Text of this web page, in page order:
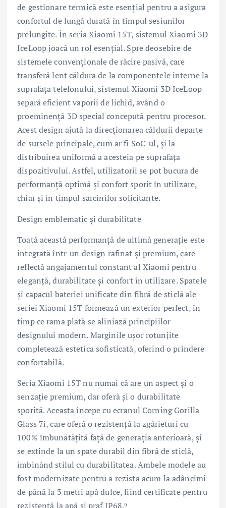
de gestionare termică este esențial pentru a asigura
confortul de lungă durată în timpul sesiunilor
prelungite. În seria Xiaomi 15T, sistemul Xiaomi 3D
IceLoop joacă un rol esențial. Spre deosebire de
sistemele convenționale de răcire pasivă, care
transferă lent căldura de la componentele interne la
suprafața telefonului, sistemul Xiaomi 3D IceLoop
separă eficient vaporii de lichid, având o
proeminență 3D special concepută pentru procesor.
Acest design ajută la direcționarea căldurii departe
de sursele principale, cum ar fi SoC-ul, și la
distribuirea uniformă a acesteia pe suprafața
dispozitivului. Astfel, utilizatorii se pot bucura de
performanță optimă și confort sporit în utilizare,
chiar și în timpul sarcinilor solicitante.
Design emblematic și durabilitate
Toată această performanță de ultimă generație este
integrată într-un design rafinat și premium, care
reflectă angajamentul constant al Xiaomi pentru
eleganță, durabilitate și confort în utilizare. Spatele
și capacul bateriei unificate din fibră de sticlă ale
seriei Xiaomi 15T formează un exterior perfect, în
timp ce rama plată se aliniază principiilor
designului modern. Marginile ușor rotunjite
completează estetica sofisticată, oferind o prindere
confortabilă.
Seria Xiaomi 15T nu numai că are un aspect și o
senzație premium, dar oferă și o durabilitate
sporită. Aceasta începe cu ecranul Corning Gorilla
Glass 7i, care oferă o rezistență la zgârieturi cu
100% îmbunătățită față de generația anterioară, și
se extinde la un spate durabil din fibră de sticlă,
îmbinând stilul cu durabilitatea. Ambele modele au
fost modernizate pentru a rezista acum la adâncimi
de până la 3 metri apă dulce, fiind certificate pentru
rezistență la apă și praf IP68.⁹